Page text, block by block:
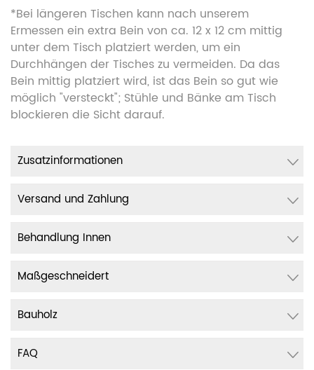
*Bei längeren Tischen kann nach unserem
Ermessen ein extra Bein von ca. 12 x 12 cm mittig
unter dem Tisch platziert werden, um ein
Durchhängen der Tisches zu vermeiden. Da das
Bein mittig platziert wird, ist das Bein so gut wie
möglich "versteckt"; Stühle und Bänke am Tisch
blockieren die Sicht darauf.
Zusatzinformationen
Versand und Zahlung
Behandlung Innen
Maßgeschneidert
Bauholz
FAQ